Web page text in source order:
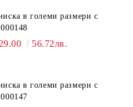
в големи размери с
56.72лв.
в големи размери с